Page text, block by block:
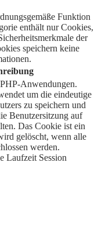
Funktion
enthält nur Cookies,
der
speichern keine
Anwendungen.
um die eindeutige
zu speichern und
Benutzersitzung auf
Das Cookie ist ein
gelöscht, wenn alle
werden.
Laufzeit Session